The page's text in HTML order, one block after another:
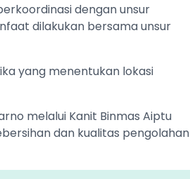
dengan unsur
dilakukan bersama unsur
yang menentukan lokasi
melalui Kanit Binmas Aiptu
dan kualitas pengolahan